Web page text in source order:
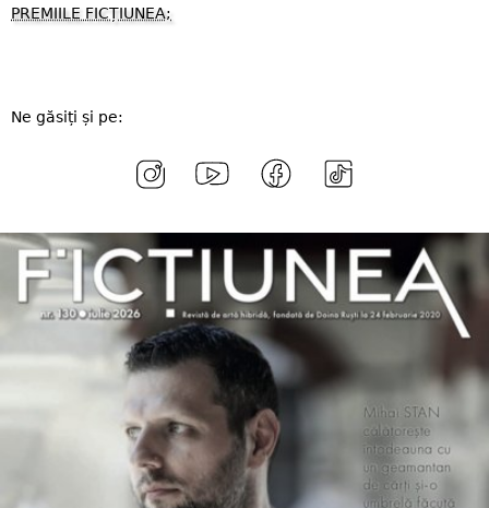
PREMIILE FICȚIUNEA;
Ne găsiți și pe: